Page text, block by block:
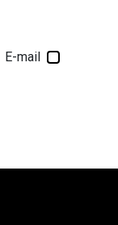
E-mail